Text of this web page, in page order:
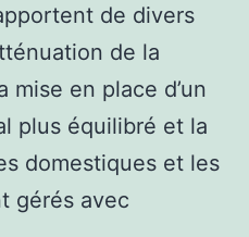
de divers
de la
en place d’un
plus équilibré et la
domestiques et les
gérés avec